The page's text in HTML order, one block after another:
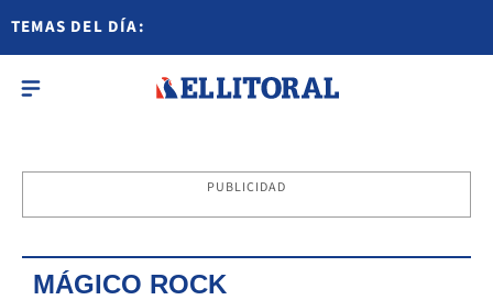
TEMAS DEL DÍA:
PUBLICIDAD
MÁGICO ROCK